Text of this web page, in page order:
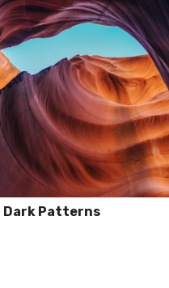
Dark Patterns